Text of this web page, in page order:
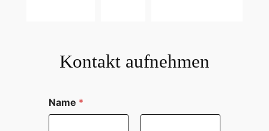
Kontakt aufnehmen
o
m
Name *